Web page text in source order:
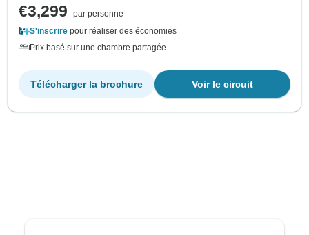
€3,299
par personne
S'inscrire pour réaliser des économies
Prix basé sur une chambre partagée
Voir le circuit
Télécharger la brochure